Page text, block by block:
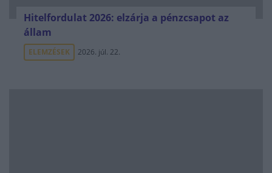
Hitelfordulat 2026: elzárja a pénzcsapot az
állam
ELEMZÉSEK 2026. júl. 22.